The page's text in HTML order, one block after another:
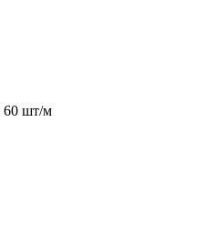
60 шт/м